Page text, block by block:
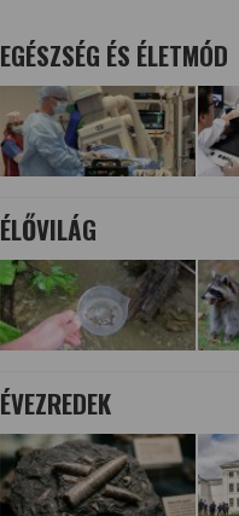
EGÉSZSÉG ÉS ÉLETMÓD
ÉLŐVILÁG
ÉVEZREDEK